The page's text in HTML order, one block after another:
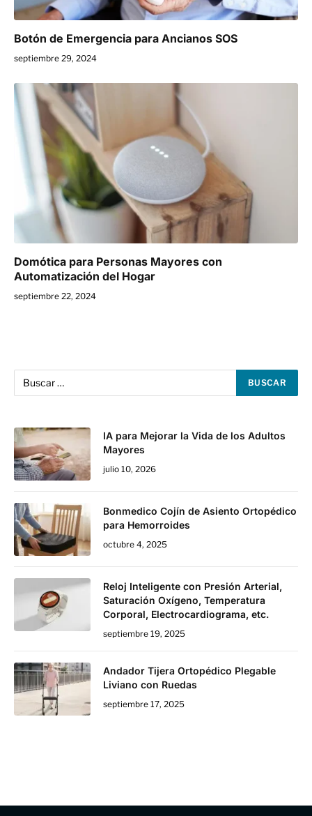
Botón de Emergencia para Ancianos SOS
septiembre 29, 2024
Domótica para Personas Mayores con
Automatización del Hogar
septiembre 22, 2024
IA para Mejorar la Vida de los Adultos
Mayores
julio 10, 2026
Bonmedico Cojín de Asiento Ortopédico
para Hemorroides
octubre 4, 2025
Reloj Inteligente con Presión Arterial,
Saturación Oxígeno, Temperatura
Corporal, Electrocardiograma, etc.
septiembre 19, 2025
Andador Tijera Ortopédico Plegable
Liviano con Ruedas
septiembre 17, 2025